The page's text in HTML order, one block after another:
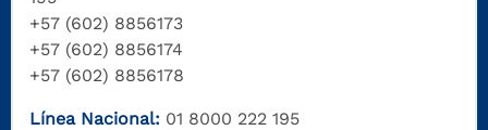
+57 (602) 8856173
+57 (602) 8856174
+57 (602) 8856178
Línea Nacional: 01 8000 222 195